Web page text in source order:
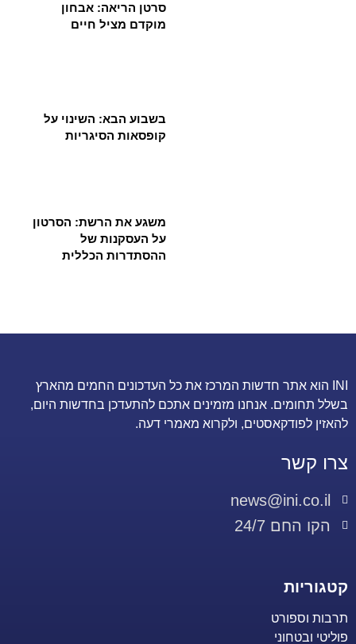
סרטן הריאה: אבחון
מוקדם מציל חיים
בשבוע הבא: השינוי על
קופסאות הסיגריות
משגע את הרשת: הסרטון
על העסקנות של
ההסתדרות הכללית
INI הוא אתר חדשות המרכז את כל העדכונים החמים מהארץ
בשלל תחומים. אנחנו מזמינים אתכם להתעדכן בחדשות היום,
להאזין לפודקאסטים, ולקרוא מאמרי דעה.
צרו קשר
news@ini.co.il
הקו החם 24/7
קטגוריות
תרבות וספורט
פוליטי ובטחוני